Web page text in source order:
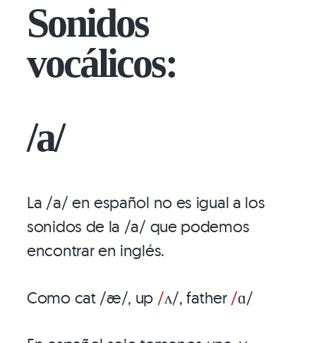
Sonidos
vocálicos:
/a/
La /a/ en español no es igual a los
sonidos de la /a/ que podemos
encontrar en inglés.
Como cat /æ/, up /ʌ/, father /ɑ/